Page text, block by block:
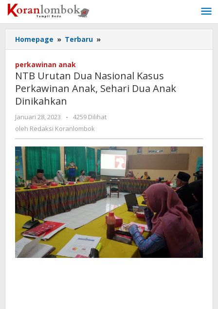
Lewati
ke
konten
Homepage » Terbaru »
Urutan
Kasus
Perkawinan
Dua
Dinikahkan
perkawinan anak
NTB Urutan Dua Nasional Kasus
Perkawinan Anak, Sehari Dua Anak
Dinikahkan
Januari 28, 2023
oleh
Redaksi
-
4259 Dilihat
oleh Redaksi Koranlombok